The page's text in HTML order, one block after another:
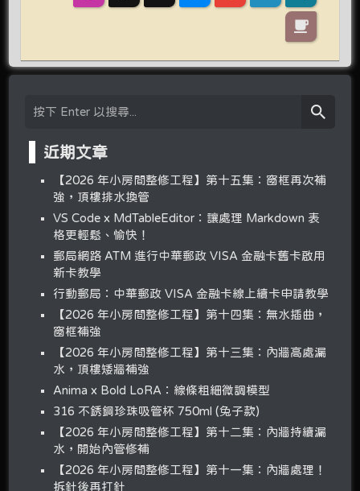
近期文章
【2026 年小房間整修工程】第十五集：窗框再次補
強，頂樓排水換管
VS Code x MdTableEditor：讓處理 Markdown 表
格更輕鬆、愉快！
郵局網路 ATM 進行中華郵政 VISA 金融卡舊卡啟用
新卡教學
行動郵局：中華郵政 VISA 金融卡線上續卡申請教學
【2026 年小房間整修工程】第十四集：無水插曲，
窗框補強
【2026 年小房間整修工程】第十三集：內牆高處漏
水，頂樓矮牆補強
Anima x Bold LoRA：線條粗細微調模型
316 不銹鋼珍珠吸管杯 750ml (兔子款)
【2026 年小房間整修工程】第十二集：內牆持續漏
水，開始內管修補
【2026 年小房間整修工程】第十一集：內牆處理！
拆針後再打針